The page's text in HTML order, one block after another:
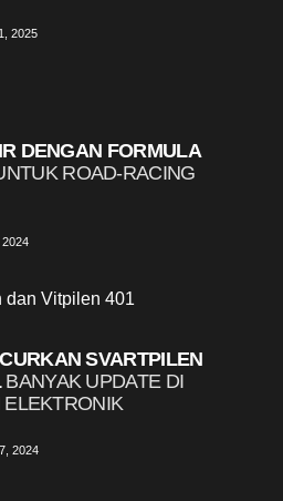
2025
DENGAN FORMULA
ROAD-RACING
SVARTPILEN
BANYAK UPDATE DI
2024